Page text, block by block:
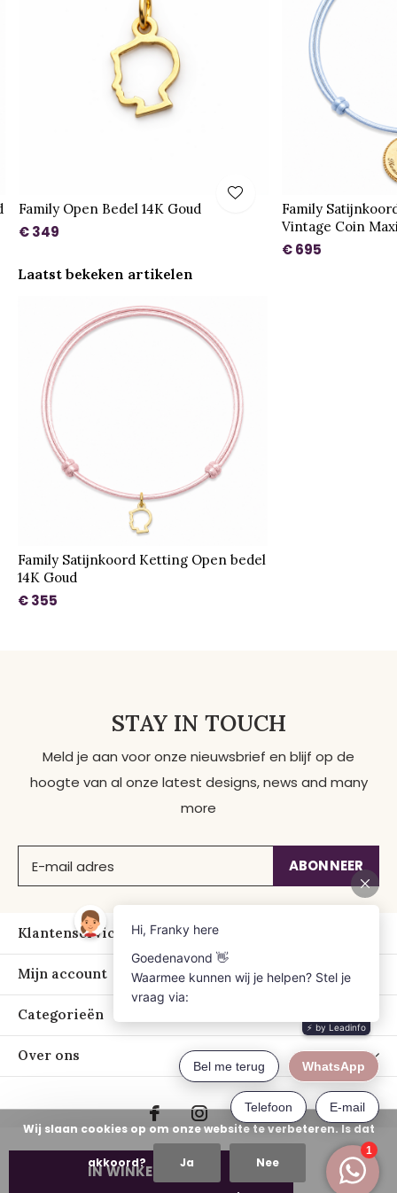
IN WINKELWAGEN
Family Open Bedel 14K Goud
€ 349
Family
Vintage Coin
€ 695
Laatst bekeken artikelen
Family Satijnkoord Ketting Open bedel
14K Goud
€ 355
STAY IN TOUCH
Meld je aan voor onze nieuwsbrief en blijf op de
hoogte van al onze latest designs, news and many
more
ABONNEER
Klantenservice
Mijn account
Categorieën
Over ons
© Copyright2026- Just Franky
Wij slaan cookies op om onze website te verbeteren. Is dat
akkoord? Ja Nee